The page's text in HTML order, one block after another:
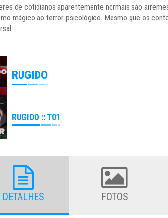
de cotidianos aparentemente normais são
mágico ao terror psicológico. Mesmo que os
RUGIDO
RUGIDO :: T01
DETALHES FOTOS